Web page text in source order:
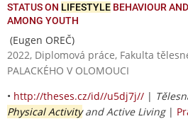
STATUS ON LIFESTYLE BEHAVIOUR AND
AMONG YOUTH
(Eugen OREČ)
2022, Diplomová práce, Fakulta
PALACKÉHO V OLOMOUCI
• http://theses.cz/id//u5dj7j// |
Physical Activityand Active Living|